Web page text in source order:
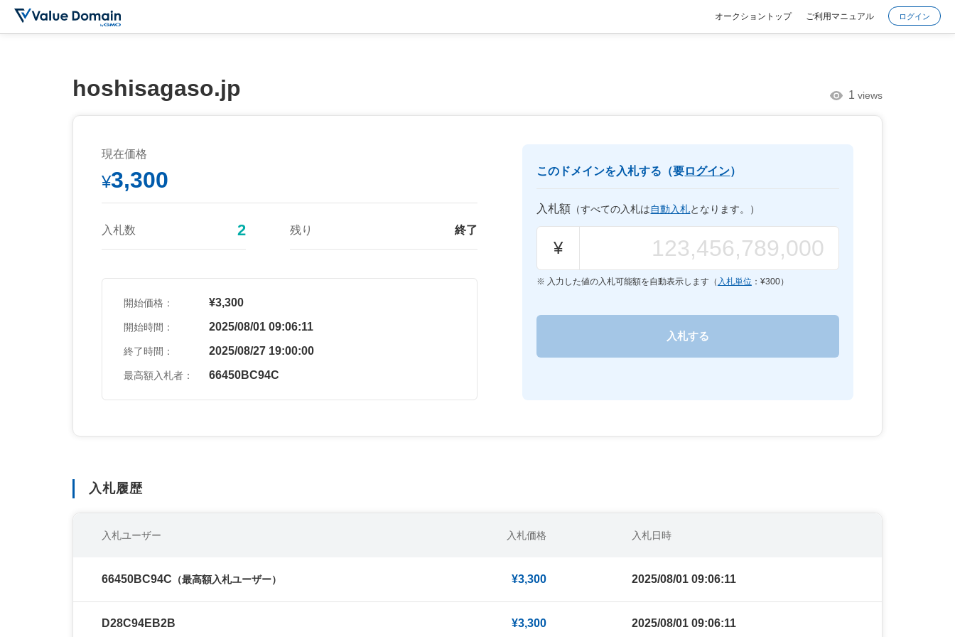
オークショントップ ご利用マニュアル ログイン
hoshisagaso.jp 1 views
現在価格
¥3,300
入札数 2 残り 終了
開始価格： ¥3,300
開始時間： 2025/08/01 09:06:11
終了時間： 2025/08/27 19:00:00
最高額入札者： 66450BC94C
このドメインを入札する（要ログイン）
入札額 （すべての入札は自動入札となります。）
¥
入力した値の入札可能額を自動表示します（ 入札単位 ：¥300）
入札履歴
入札ユーザー 入札価格 入札日時
66450BC94C （最高額入札ユーザー） ¥3,300 2025/08/01 09:06:11
D28C94EB2B ¥3,300 2025/08/01 09:06:11